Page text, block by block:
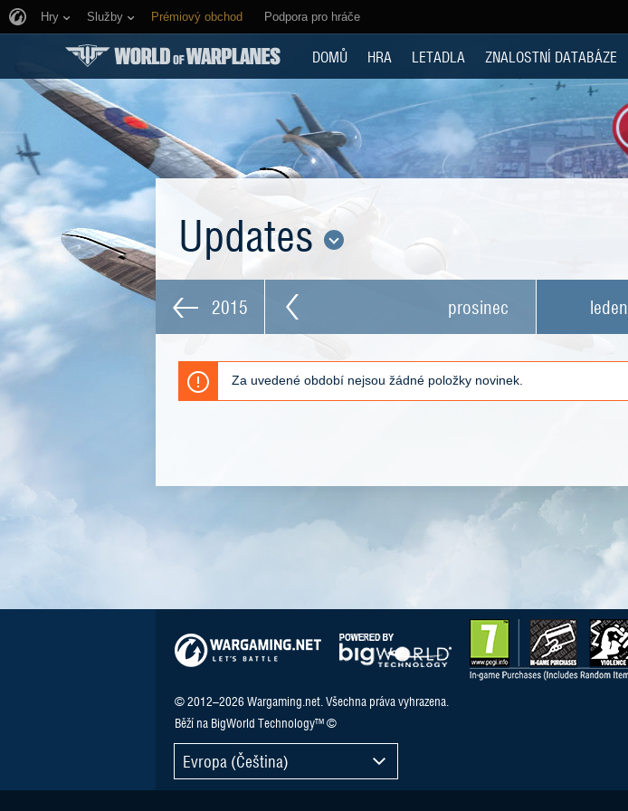
Hry Služby Prémiový obchod Podpora pro hráče
DOMŮ HRA LETADLA ZNALOSTNÍ DATABÁZE
Updates
2015 prosinec leden
Za uvedené období nejsou žádné položky novinek.
© 2012–2026 Wargaming.net. Všechna práva vyhrazena.
Běží na BigWorld Technology™ ©
Evropa (Čeština)